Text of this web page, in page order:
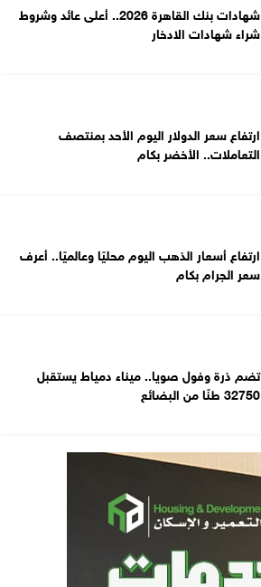
شهادات بنك القاهرة 2026.. أعلى عائد وشروط
شراء شهادات الادخار
ارتفاع سعر الدولار اليوم الأحد بمنتصف
التعاملات.. الأخضر بكام
ارتفاع أسعار الذهب اليوم محليًا وعالميًا.. أعرف
سعر الجرام بكام
تضم ذرة وفول صويا.. ميناء دمياط يستقبل
32750 طنًا من البضائع